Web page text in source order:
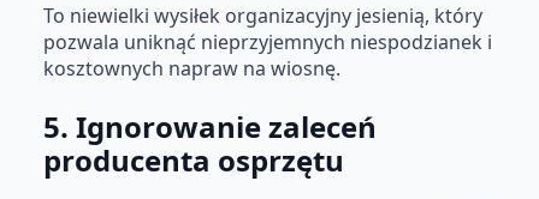
To niewielki wysiłek organizacyjny jesienią, który
pozwala uniknąć nieprzyjemnych niespodzianek i
kosztownych napraw na wiosnę.
5. Ignorowanie zaleceń
producenta osprzętu